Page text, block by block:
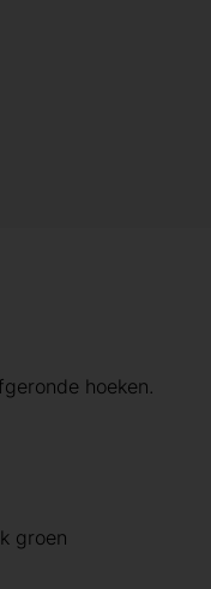
hoeken.
groen